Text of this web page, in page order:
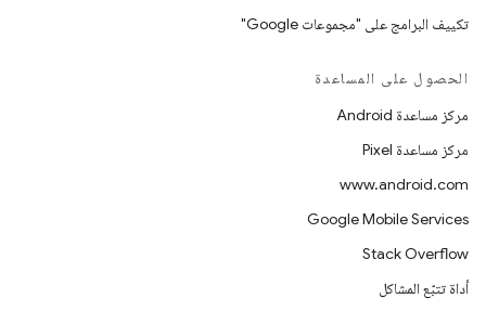
تكييف البرامج على "مجموعات Google"
الحصول على المساعدة
مركز مساعدة Android
مركز مساعدة Pixel
www.android.com
Google Mobile Services
Stack Overflow
أداة تتبّع المشاكل